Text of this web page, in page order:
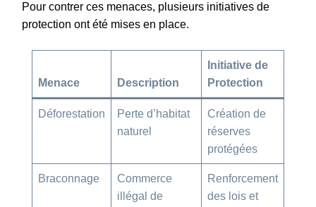
Pour contrer ces menaces, plusieurs initiatives de
protection ont été mises en place.
Menace Description
Initiative de
Protection
Déforestation
Perte d’habitat
naturel
Création de
réserves
protégées
Braconnage
Commerce
illégal de
Renforcement
des lois et